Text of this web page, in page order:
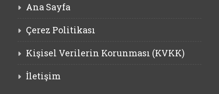
Ana Sayfa
Çerez Politikası
Kişisel Verilerin Korunması (KVKK)
İletişim